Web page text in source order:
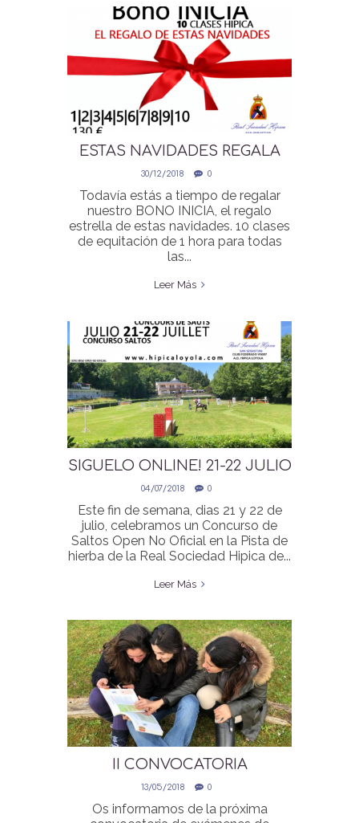
ESTAS NAVIDADES REGALA
NUESTRO BONO INICIA
30/12/2018 0
Todavía estás a tiempo de regalar
nuestro BONO INICIA, el regalo
estrella de estas navidades. 10 clases
de equitación de 1 hora para todas
las...
Leer Más
SIGUELO ONLINE! 21-22 JULIO
CONCURSO SALTOS PISTA
HIERBA
04/07/2018 0
Este fin de semana, dias 21 y 22 de
julio, celebramos un Concurso de
Saltos Open No Oficial en la Pista de
hierba de la Real Sociedad Hipica de...
Leer Más
II CONVOCATORIA
EXAMENES DE GALOPES EN
LOYOLA
13/05/2018 0
Os informamos de la próxima